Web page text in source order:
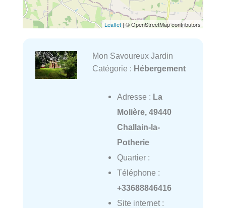
Leaflet | © OpenStreetMap contributors
Mon Savoureux Jardin
Catégorie : Hébergement
Adresse : La
Molière, 49440
Challain-la-
Potherie
Quartier :
Téléphone :
+33688846416
Site internet :